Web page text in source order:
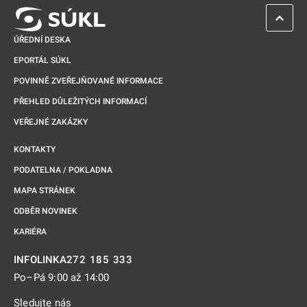
ÚŘEDNÍ DESKA
EPORTÁL SÚKL
POVINNĚ ZVEŘEJŇOVANÉ INFORMACE
PŘEHLED DŮLEŽITÝCH INFORMACÍ
VEŘEJNÉ ZAKÁZKY
KONTAKTY
PODATELNA / POKLADNA
MAPA STRÁNEK
ODBĚR NOVINEK
KARIÉRA
INFOLINKA272 185 333
Po–Pá 9:00 až 14:00
Sledujte nás
ZPĚT